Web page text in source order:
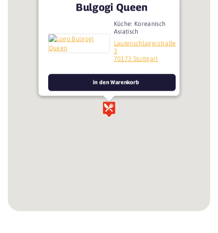
Bulgogi Queen
Küche: Koreanisch
Asiatisch
Lautenschlagerstraße
3
70173 Stuttgart
in den Warenkorb